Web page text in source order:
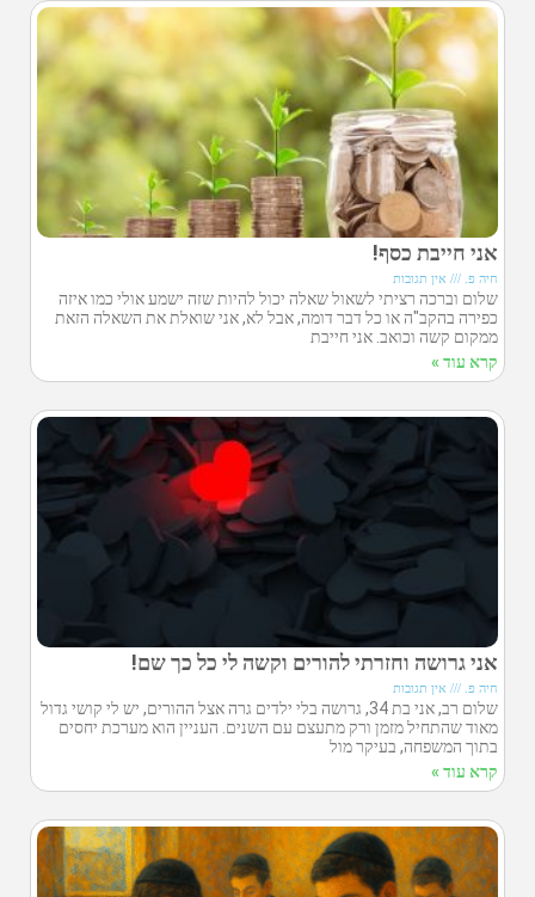
אני חייבת כסף!
חיה פ. אין תגובות
שלום וברכה רציתי לשאול שאלה יכול להיות שזה ישמע אולי כמו איזה
כפירה בהקב"ה או כל דבר דומה, אבל לא, אני שואלת את השאלה הזאת
ממקום קשה וכואב. אני חייבת
קרא עוד »
אני גרושה וחזרתי להורים וקשה לי כל כך שם!
חיה פ. אין תגובות
שלום רב, אני בת 34, גרושה בלי ילדים גרה אצל ההורים, יש לי קושי גדול
מאוד שהתחיל מזמן ורק מתעצם עם השנים. העניין הוא מערכת יחסים
בתוך המשפחה, בעיקר מול
קרא עוד »